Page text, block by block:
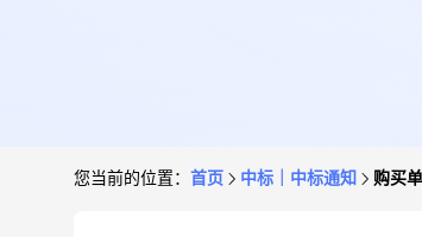
您当前的位置： 首页 中标｜中标通知 购买